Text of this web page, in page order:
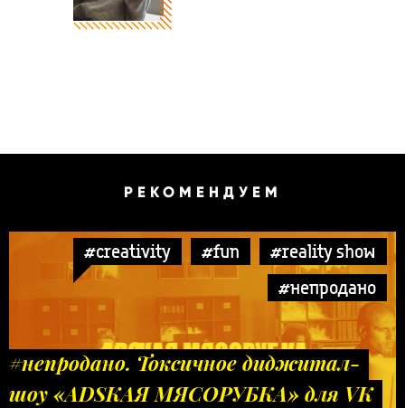
РЕКОМЕНДУЕМ
#creativity #fun
#reality show
#непродано
#непродано. Токсичное диджитал-
шоу «ADSКАЯ МЯСОРУБКА» для VK